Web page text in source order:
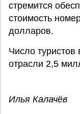
стремится
стоимость
долларов.
Число
отрасли 2,5
Илья Калачёв